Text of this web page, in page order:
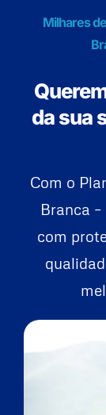
Milhares
da sua
Com o
Branca
com